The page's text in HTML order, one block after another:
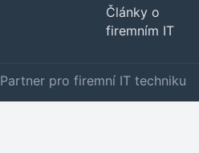
Články o
firemním IT
Partner pro firemní IT techniku